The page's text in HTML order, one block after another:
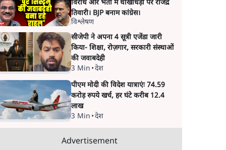
विरोध और भर्ती में धोखाधड़ी पर राजेंद्र
तिवारी। BJP बनाम कांग्रेस।
विश्लेषण
सीजेपी ने अपना 4 सूत्री एजेंडा जारी
किया- शिक्षा, रोज़गार, सरकारी संस्थाओं
की जवाबदेही
3 Min •देश
पीएम मोदी की विदेश यात्राएंः 74.59
करोड़ रुपये खर्च, हर घंटे करीब 12.4
लाख
3 Min •देश
Advertisement